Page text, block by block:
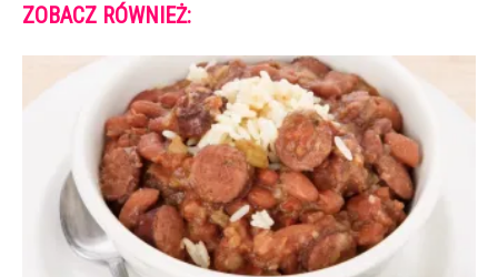
ZOBACZ RÓWNIEŻ: